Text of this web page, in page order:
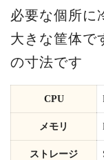
必要な個所に
大きな筐体で
の寸法です
CPU
メモリ
ストレージ